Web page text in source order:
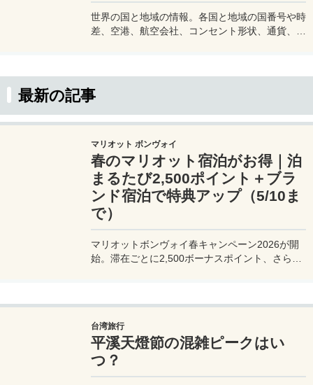
世界の国と地域の情報。各国と地域の国番号や時
差、空港、航空会社、コンセント形状、通貨、水
最新の記事
マリオット ボンヴォイ
春のマリオット宿泊がお得｜泊
まるたび2,500ポイント＋ブラ
ンド宿泊で特典アップ（5/10ま
で）
マリオットボンヴォイ春キャンペーン2026が開
始。滞在ごとに2,500ボーナスポイント、さらに
台湾旅行
平溪天燈節の混雑ピークはい
つ？